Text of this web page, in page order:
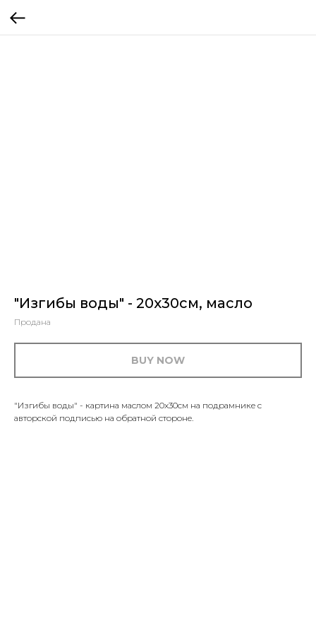
"Изгибы воды" - 20x30см, масло
Продана
BUY NOW
"Изгибы воды" - картина маслом 20x30см на подрамнике с
авторской подписью на обратной стороне.